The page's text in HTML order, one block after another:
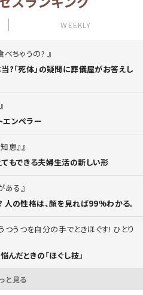
WEEKLY
べちゃうの?
?「死体」の疑問に葬儀屋がお答えし
エンペラー
恵』
もできる夫婦生活の新しい形
ある
の性格は、顔を見れば99%わかる。
つうつを自分の手でときほぐす! ひとり
だときの「ほぐし技」
と見る